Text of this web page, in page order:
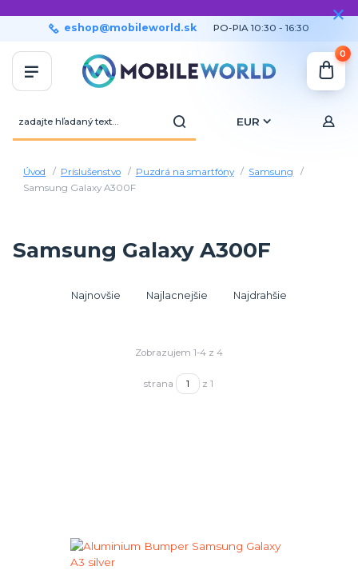
EUR
eshop@mobileworld.sk PO-PIA 10:30 - 16:30
0
Úvod Príslušenstvo Puzdrá na smartfóny
Samsung
Samsung Galaxy A300F
Samsung Galaxy A300F
Najnovšie Najlacnejšie Najdrahšie
Zobrazujem 1-4 z 4
strana z 1